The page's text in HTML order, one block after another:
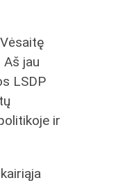
jau
LSDP
ir